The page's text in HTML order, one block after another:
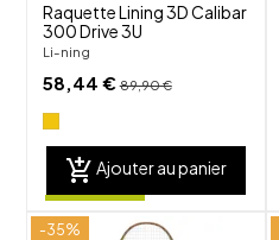
Raquette Lining 3D Calibar
300 Drive 3U
Li-ning
58,44 €89,90 €
add_shopping_cart Ajouter au panier
-35%